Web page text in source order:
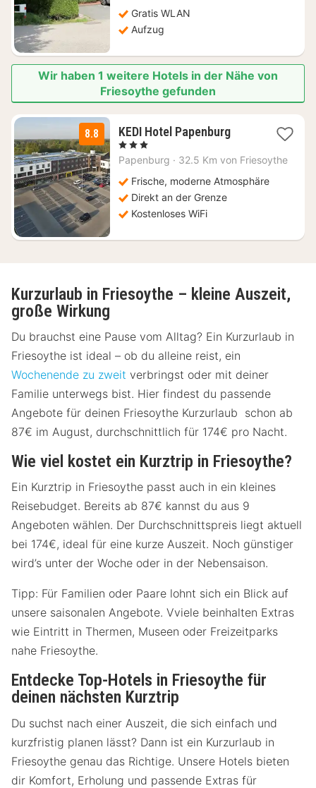
Gratis WLAN
Aufzug
Wir haben 1 weitere Hotels in der Nähe von
Friesoythe gefunden
8.8 KEDI Hotel Papenburg1
ab
€
, 3 Sterne
Papenburg · 32.5 Km von Friesoythe
Frische, moderne Atmosphäre
Direkt an der Grenze
Kostenloses WiFi
Kurzurlaub in Friesoythe – kleine Auszeit,
große Wirkung
Du brauchst eine Pause vom Alltag? Ein Kurzurlaub in
Friesoythe ist ideal – ob du alleine reist, ein
Wochenende zu zweit verbringst oder mit deiner
Familie unterwegs bist. Hier findest du passende
Angebote für deinen Friesoythe Kurzurlaub schon ab
87€ im August, durchschnittlich für 174€ pro Nacht.
Wie viel kostet ein Kurztrip in Friesoythe?
Ein Kurztrip in Friesoythe passt auch in ein kleines
Reisebudget. Bereits ab 87€ kannst du aus 9
Angeboten wählen. Der Durchschnittspreis liegt aktuell
bei 174€, ideal für eine kurze Auszeit. Noch günstiger
wird’s unter der Woche oder in der Nebensaison.
Tipp: Für Familien oder Paare lohnt sich ein Blick auf
unsere saisonalen Angebote. Vviele beinhalten Extras
wie Eintritt in Thermen, Museen oder Freizeitparks
nahe Friesoythe.
Entdecke Top-Hotels in Friesoythe für
deinen nächsten Kurztrip
Du suchst nach einer Auszeit, die sich einfach und
kurzfristig planen lässt? Dann ist ein Kurzurlaub in
Friesoythe genau das Richtige. Unsere Hotels bieten
dir Komfort, Erholung und passende Extras für